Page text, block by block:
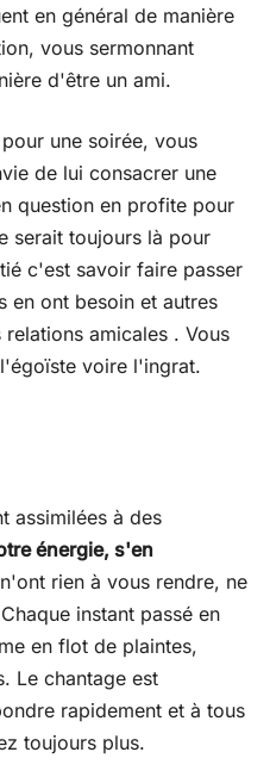
en général de manière
vous sermonnant
d'être un ami.
une soirée, vous
de lui consacrer une
question en profite pour
serait toujours là pour
c'est savoir faire passer
en ont besoin et autres
amicales . Vous
voire l'ingrat.
assimilées à des
énergie, s'en
rien à vous rendre, ne
instant passé en
en flot de plaintes,
Le chantage est
rapidement et à tous
toujours plus.